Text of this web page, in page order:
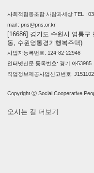
사회적협동조합 사람과세상 TEL :
mail : pns@pns.or.kr
[16686] 경기도 수원시 영통구
동, 수원영통경기행복주택)
사업자등록번호: 124-82-22946
인터넷신문 등록번호: 경기,아53985
직업정보제공사업신고번호:
Copyright ⓒ Social Cooperative
오시는 길 더보기